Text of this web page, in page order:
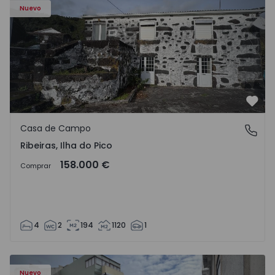
Nuevo
Ribeiras, Ilha do Pico
Casa de Campo
Ribeiras, Ilha do Pico
Comprar 158.000 €
4 2 194 1120 1
Nuevo
- 1Apartamento T2 Lisboa, Campo de Ourique - 1574913 - 2